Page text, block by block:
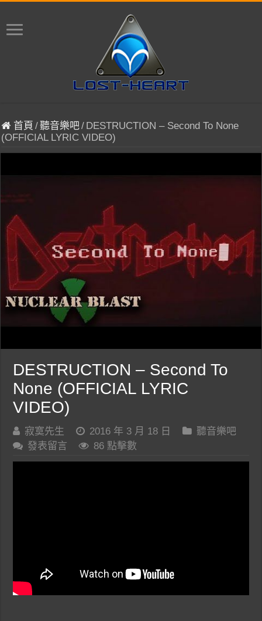
首頁 /聽音樂吧/ DESTRUCTION – Second To None
(OFFICIAL LYRIC VIDEO)
DESTRUCTION – Second To
None (OFFICIAL LYRIC
VIDEO)
寂寞先生 2016 年 3 月 18 日
聽音樂吧
發表留言
86 點擊數